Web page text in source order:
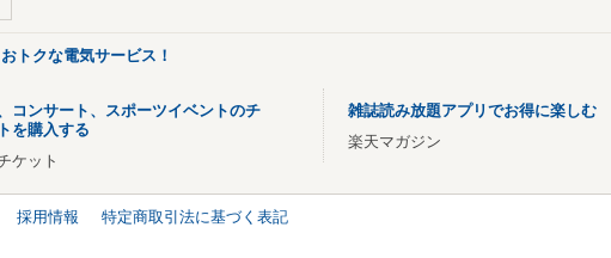
トクな電気サービス！
コンサート、スポーツイベントのチ
を購入する
ケット
雑誌読み放題アプリでお得に楽しむ
楽天マガジン
採用情報 特定商取引法に基づく表記